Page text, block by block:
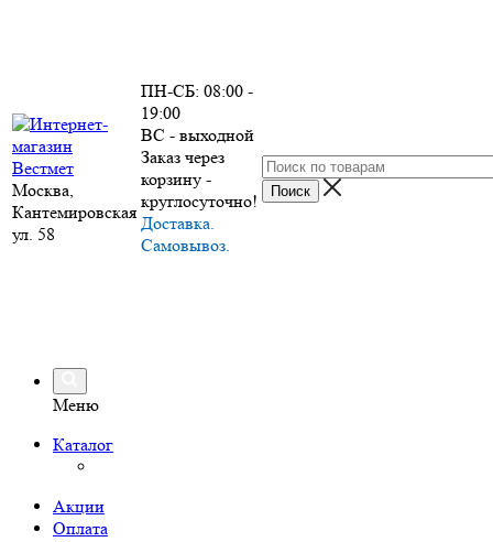
Москва,
Кантемировская
ул. 58
ПН-СБ: 08:00 -
19:00
ВС - выходной
Заказ через
корзину -
круглосуточно!
Доставка.
Самовывоз.
Меню
Каталог
Акции
Оплата